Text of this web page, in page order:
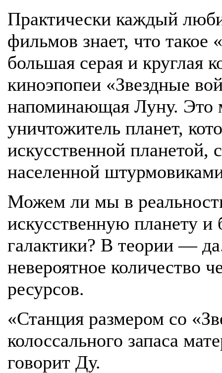
Практически каждый
фильмов знает, что такое
большая серая и круглая
киноэпопеи «Звездные
напоминающая Луну. Это
уничтожитель планет,
искусственной планетой,
населенной
Можем ли мы в
искусственную планету и
галактики? В теории —
невероятное количество
ресурсов.
«Станция размером со
колоссального запаса
говорит Ду.